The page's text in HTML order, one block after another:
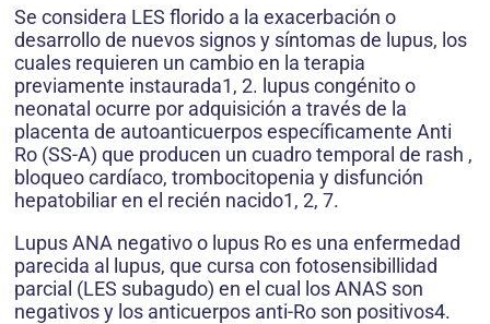
Se considera LES florido a la exacerbación o
desarrollo de nuevos signos y síntomas de lupus, los
cuales requieren un cambio en la terapia
previamente instaurada1, 2. lupus congénito o
neonatal ocurre por adquisición a través de la
placenta de autoanticuerpos específicamente Anti
Ro (SS-A) que producen un cuadro temporal de rash ,
bloqueo cardíaco, trombocitopenia y disfunción
hepatobiliar en el recién nacido1, 2, 7.
Lupus ANA negativo o lupus Ro es una enfermedad
parecida al lupus, que cursa con fotosensibillidad
parcial (LES subagudo) en el cual los ANAS son
negativos y los anticuerpos anti-Ro son positivos4.